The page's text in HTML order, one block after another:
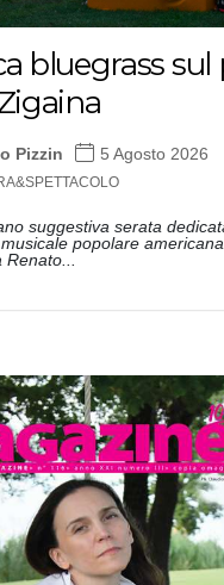
bluegrass sul
Pizzin 5 Agosto 2026
suggestiva serata
popolare